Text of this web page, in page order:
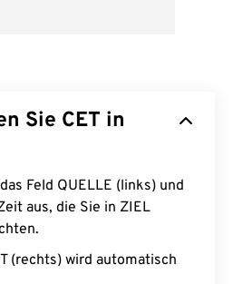
Sie CET in
Feld QUELLE (links) und
aus, die Sie in ZIEL
(rechts) wird automatisch